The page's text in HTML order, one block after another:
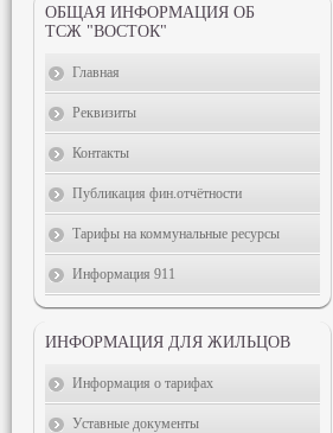
ОБЩАЯ ИНФОРМАЦИЯ ОБ
ТСЖ "ВОСТОК"
Главная
Реквизиты
Контакты
Публикация фин.отчётности
Тарифы на коммунальные ресурсы
Информация 911
ИНФОРМАЦИЯ ДЛЯ ЖИЛЬЦОВ
Информация о тарифах
Уставные документы